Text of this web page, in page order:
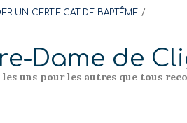
UN CERTIFICAT DE BAPTÊME
Dame de
les uns pour les autres que tous